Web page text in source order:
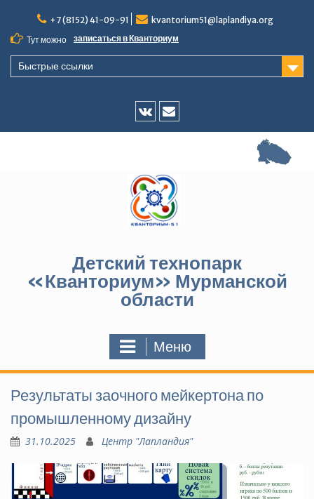
содержимому
+7 (8152) 41-09-91
kvantorium51@laplandiya.org
Тут можно
записаться в Кванториум
Быстрые ссылки
Vk
E-
Детский технопарк
«Кванториум» Мурманской
области
Меню
Результаты заочного мейкертона по
промышленному дизайну
31.10.2025 Центр "Лапландия"